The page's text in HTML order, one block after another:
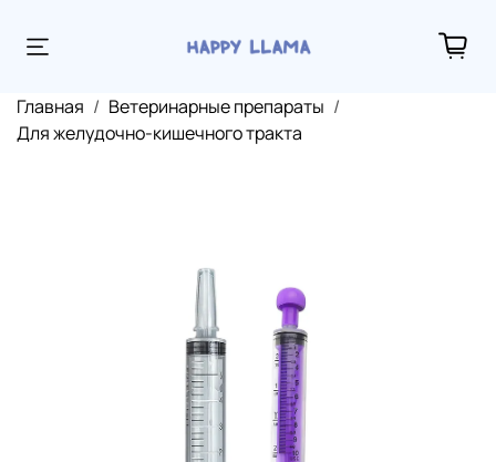
Главная
Ветеринарные препараты
Для желудочно-кишечного тракта